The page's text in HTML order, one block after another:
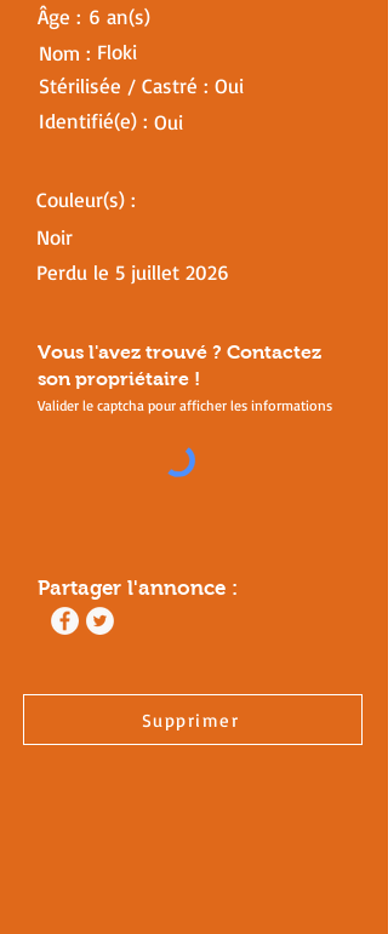
Âge : 6 an(s)
Nom : Floki
Stérilisée / Castré : Oui
Identifié(e) : Oui
Couleur(s) :
Noir
Perdu le5 juillet 2026
Vous l'avez trouvé ? Contactez
son propriétaire !
Valider le captcha pour afficher les informations
Partager l'annonce :
Supprimer